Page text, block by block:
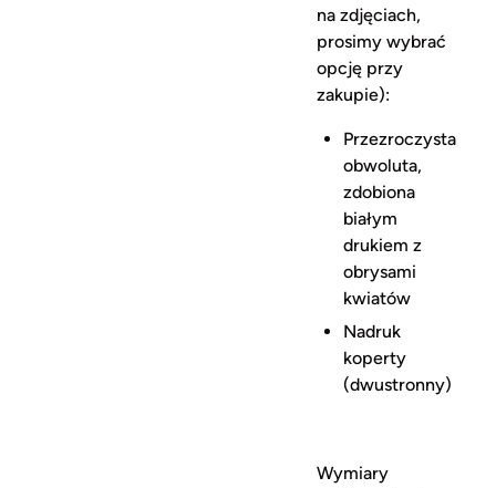
na zdjęciach,
prosimy wybrać
opcję przy
zakupie):
Przezroczysta
obwoluta,
zdobiona
białym
drukiem z
obrysami
kwiatów
Nadruk
koperty
(dwustronny)
Wymiary